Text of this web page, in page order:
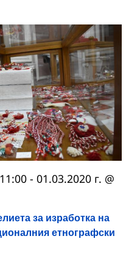
за изработка на
етнографски
- 01.03.2020 г. @